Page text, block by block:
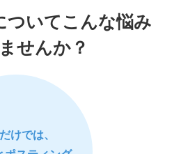
ついてこんな悩み
せんか？
けでは、